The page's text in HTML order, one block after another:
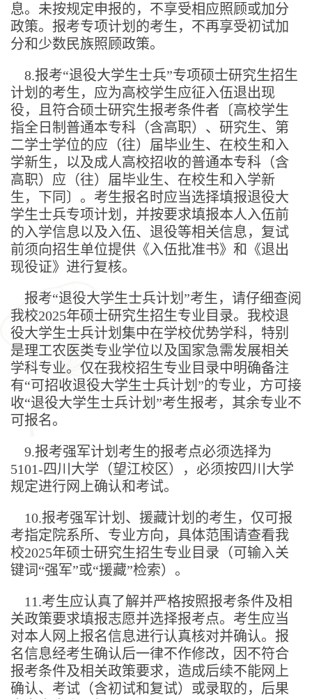
息。未按规定申报的，不享受相应照顾或加分
政策。报考专项计划的考生，不再享受初试加
分和少数民族照顾政策。
8.报考“退役大学生士兵”专项硕士研究生招生
计划的考生，应为高校学生应征入伍退出现
役，且符合硕士研究生报考条件者〔高校学生
指全日制普通本专科（含高职）、研究生、第
二学士学位的应（往）届毕业生、在校生和入
学新生，以及成人高校招收的普通本专科（含
高职）应（往）届毕业生、在校生和入学新
生，下同〕。考生报名时应当选择填报退役大
学生士兵专项计划，并按要求填报本人入伍前
的入学信息以及入伍、退役等相关信息，复试
前须向招生单位提供《入伍批准书》和《退出
现役证》进行复核。
报考“退役大学生士兵计划”考生，请仔细查阅
我校2025年硕士研究生招生专业目录。我校退
役大学生士兵计划集中在学校优势学科，特别
是理工农医类专业学位以及国家急需发展相关
学科专业。仅在我校招生专业目录中明确备注
有“可招收退役大学生士兵计划”的专业，方可接
收“退役大学生士兵计划”考生报考，其余专业不
可报名。
9.报考强军计划考生的报考点必须选择为
5101-四川大学（望江校区），必须按四川大学
规定进行网上确认和考试。
10.报考强军计划、援藏计划的考生，仅可报
考指定院系所、专业方向，具体范围请查看我
校2025年硕士研究生招生专业目录（可输入关
键词“强军”或“援藏”检索）。
11.考生应认真了解并严格按照报考条件及相
关政策要求填报志愿并选择报考点。考生应当
对本人网上报名信息进行认真核对并确认。报
名信息经考生确认后一律不作修改，因不符合
报考条件及相关政策要求，造成后续不能网上
确认、考试（含初试和复试）或录取的，后果